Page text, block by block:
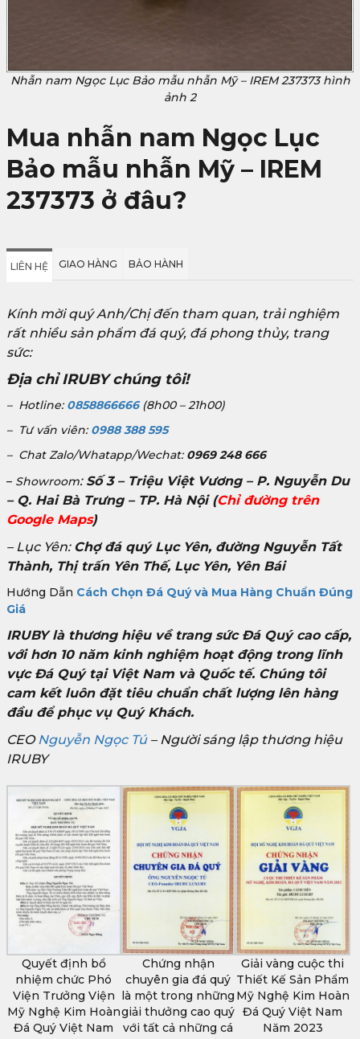
Nhẫn nam Ngọc Lục Bảo mẫu nhẫn Mỹ – IREM 237373 hình
ảnh 2
Mua nhẫn nam Ngọc Lục
Bảo mẫu nhẫn Mỹ – IREM
237373 ở đâu?
LIÊN HỆ GIAO HÀNG BẢO HÀNH
Kính mời quý Anh/Chị đến tham quan, trải nghiệm
rất nhiều sản phẩm đá quý, đá phong thủy, trang
sức:
Địa chỉ IRUBY chúng tôi!
– Hotline: 0858866666(8h00 – 21h00)
– Tư vấn viên: 0988 388 595
– Chat Zalo/Whatapp/Wechat: 0969 248 666
– Showroom: Số 3 – Triệu Việt Vương – P. Nguyễn Du
– Q. Hai Bà Trưng – TP. Hà Nội(Chỉ đường trên
Google Maps)
– Lục Yên: Chợ đá quý Lục Yên, đường Nguyễn Tất
Thành, Thị trấn Yên Thế, Lục Yên, Yên Bái
Hướng Dẫn Cách Chọn Đá Quý và Mua Hàng Chuẩn Đúng
Giá
IRUBY là thương hiệu về trang sức Đá Quý cao cấp,
với hơn 10 năm kinh nghiệm hoạt động trong lĩnh
vực Đá Quý tại Việt Nam và Quốc tế. Chúng tôi
cam kết luôn đặt tiêu chuẩn chất lượng lên hàng
đầu để phục vụ Quý Khách.
CEONguyễn Ngọc Tú– Người sáng lập thương hiệu
IRUBY
Quyết định bổ
nhiệm chức Phó
Viện Trưởng Viện
Mỹ Nghệ Kim Hoàn
Đá Quý Việt Nam
Chứng nhận
chuyên gia đá quý
là một trong những
giải thưởng cao quý
với tất cả những cá
Giải vàng cuộc thi
Thiết Kế Sản Phẩm
Mỹ Nghệ Kim Hoàn
Đá Quý Việt Nam
Năm 2023